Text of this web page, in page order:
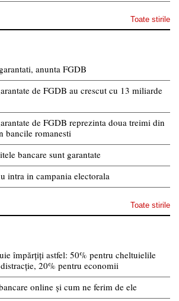
Toate stirile
anunta FGDB
de FGDB au crescut cu 13 miliarde
de FGDB reprezinta doua treimi din
bancile romanesti
bancare sunt garantate
intra in campania electorala
Toate stirile
împărțiți astfel: 50% pentru cheltuielile
20% pentru economii
online și cum ne ferim de ele